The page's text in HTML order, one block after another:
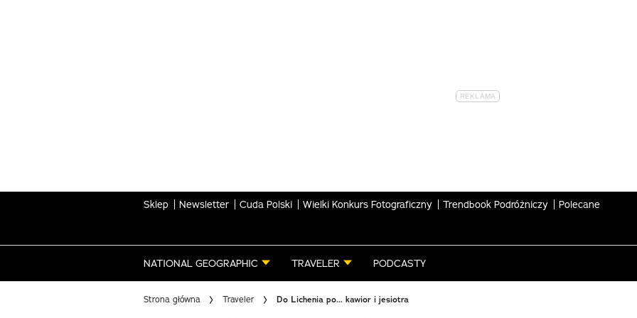
Sklep Newsletter Cuda Polski Wielki Konkurs Fotograficzny Trendbook Podróżniczy Polecane
NATIONAL GEOGRAPHIC TRAVELER PODCASTY
Strona główna Traveler Do Lichenia po… kawior i jesiotra